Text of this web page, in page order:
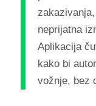
neprijatna
Aplikacija
kako bi
vožnje, bez